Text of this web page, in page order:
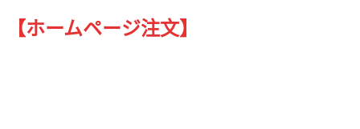
【ホームページ注文】